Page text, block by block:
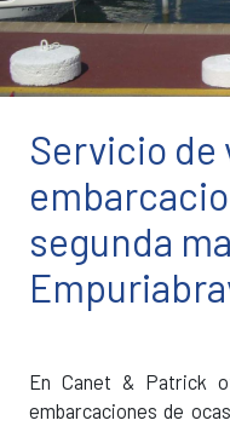
Servicio de
segunda
En Canet & Patrick
embarcaciones de